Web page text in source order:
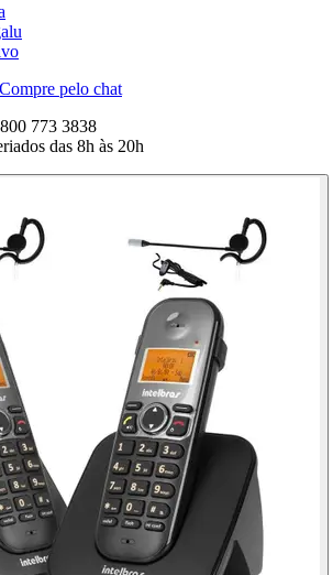
Compre pelo chat
773 3838
das 8h às 20h